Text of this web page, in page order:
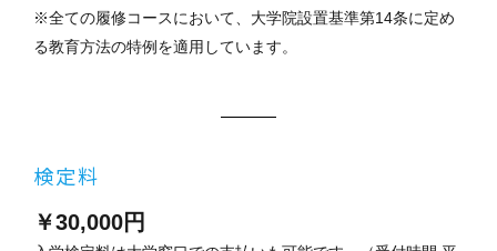
※全ての履修コースにおいて、大学院設置基準第14条に定め
る教育方法の特例を適用しています。
検定料
￥30,000円